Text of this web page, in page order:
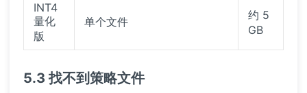
INT4
量化
版
单个文件
约 5
GB
5.3 找不到策略文件